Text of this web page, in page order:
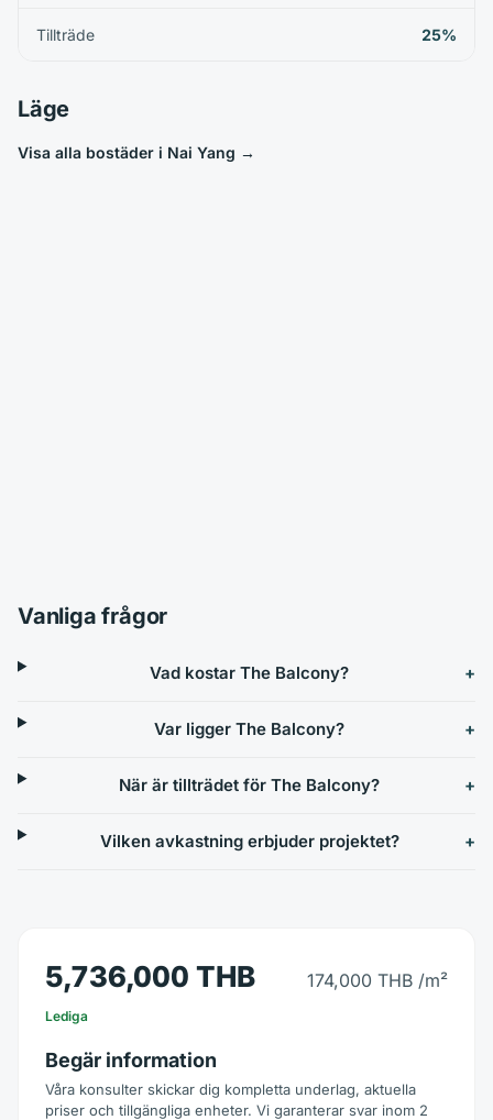
Tillträde 25%
Läge
Visa alla bostäder i Nai Yang →
Vanliga frågor
Vad kostar The Balcony?
Var ligger The Balcony?
När är tillträdet för The Balcony?
Vilken avkastning erbjuder projektet?
5,736,000 THB 174,000 THB /m²
Lediga
Begär information
Våra konsulter skickar dig kompletta underlag, aktuella
priser och tillgängliga enheter. Vi garanterar svar inom 2